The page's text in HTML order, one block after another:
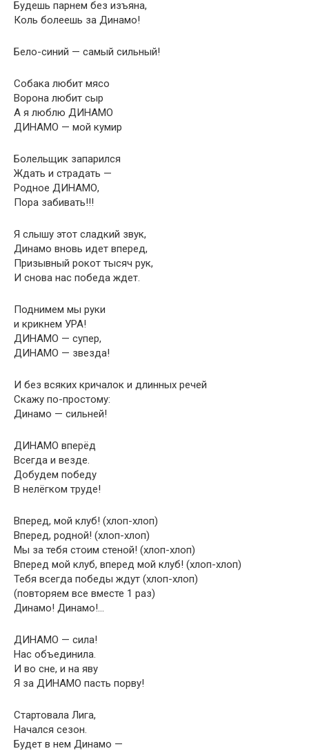
Будешь парнем без изъяна,
Коль болеешь за Динамо!
Бело-синий — самый сильный!
Собака любит мясо
Ворона любит сыр
А я люблю ДИНАМО
ДИНАМО — мой кумир
Болельщик запарился
Ждать и страдать —
Родное ДИНАМО,
Пора забивать!!!
Я слышу этот сладкий звук,
Динамо вновь идет вперед,
Призывный рокот тысяч рук,
И снова нас победа ждет.
Поднимем мы руки
и крикнем УРА!
ДИНАМО — супер,
ДИНАМО — звезда!
И без всяких кричалок и длинных речей
Скажу по-простому:
Динамо — сильней!
ДИНАМО вперёд
Всегда и везде.
Добудем победу
В нелёгком труде!
Вперед, мой клуб! (хлоп-хлоп)
Вперед, родной! (хлоп-хлоп)
Мы за тебя стоим стеной! (хлоп-хлоп)
Вперед мой клуб, вперед мой клуб! (хлоп-хлоп)
Тебя всегда победы ждут (хлоп-хлоп)
(повторяем все вместе 1 раз)
Динамо! Динамо!…
ДИНАМО — сила!
Нас объединила.
И во сне, и на яву
Я за ДИНАМО пасть порву!
Стартовала Лига,
Начался сезон.
Будет в нем Динамо —